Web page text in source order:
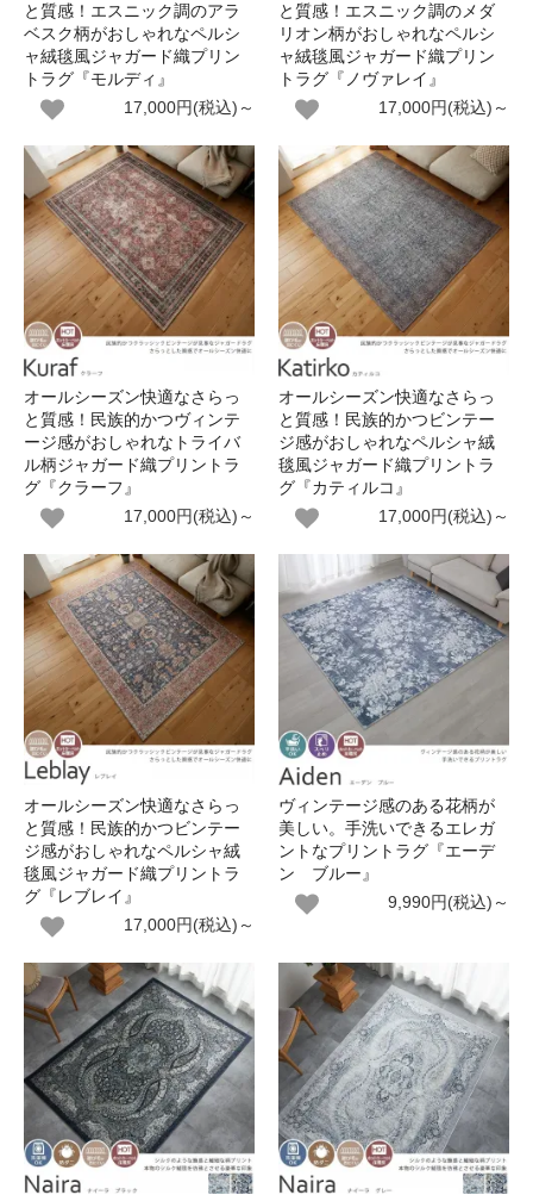
と質感！エスニック調のアラ
ベスク柄がおしゃれなペルシ
ャ絨毯風ジャガード織プリン
トラグ『モルディ』
17,000円(税込)～
と質感！エスニック調のメダ
リオン柄がおしゃれなペルシ
ャ絨毯風ジャガード織プリン
トラグ『ノヴァレイ』
17,000円(税込)～
オールシーズン快適なさらっ
と質感！民族的かつヴィンテ
ージ感がおしゃれなトライバ
ル柄ジャガード織プリントラ
グ『クラーフ』
17,000円(税込)～
オールシーズン快適なさらっ
と質感！民族的かつビンテー
ジ感がおしゃれなペルシャ絨
毯風ジャガード織プリントラ
グ『カティルコ』
17,000円(税込)～
オールシーズン快適なさらっ
と質感！民族的かつビンテー
ジ感がおしゃれなペルシャ絨
毯風ジャガード織プリントラ
グ『レブレイ』
17,000円(税込)～
ヴィンテージ感のある花柄が
美しい。手洗いできるエレガ
ントなプリントラグ『エーデ
ン ブルー』
9,990円(税込)～